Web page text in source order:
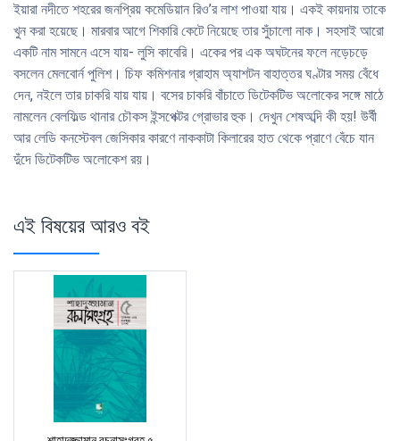
ইয়ারা নদীতে শহরের জনপ্রিয় কমেডিয়ান রিও’র লাশ পাওয়া যায়। একই কায়দায় তাকে
খুন করা হয়েছে। মারবার আগে শিকারি কেটে নিয়েছে তার সুঁচালো নাক। সহসাই আরো
একটি নাম সামনে এসে যায়- লুসি কাবেরি। একের পর এক অঘটনের ফলে নড়েচড়ে
বসলেন মেলবোর্ন পুলিশ। চিফ কমিশনার গ্রাহাম অ্যাশটন বাহাত্তর ঘণ্টার সময় বেঁধে
দেন, নইলে তার চাকরি যায় যায়। বসের চাকরি বাঁচাতে ডিটেকটিভ অলোকের সঙ্গে মাঠে
নামলেন বেলফিল্ড থানার চৌকস ইন্সপেক্টর গ্রোভার হুক। দেখুন শেষঅব্দি কী হয়! উর্বী
আর লেডি কনস্টেবল জেসিকার কারণে নাককাটা কিলারের হাত থেকে প্রাণে বেঁচে যান
দুঁদে ডিটেকটিভ অলোকেশ রয়।
এই বিষয়ের আরও বই